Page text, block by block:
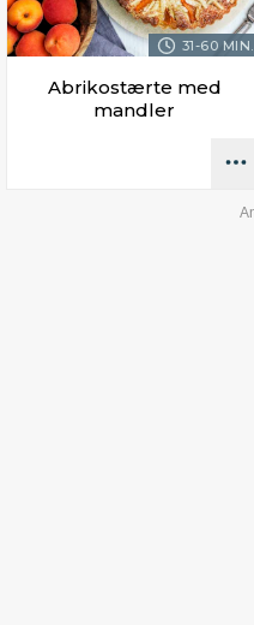
31-60 MIN.
Abrikostærte med
mandler